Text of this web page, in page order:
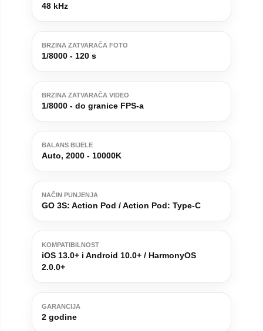
48 kHz
BRZINA ZATVARAČA FOTO
1/8000 - 120 s
BRZINA ZATVARAČA VIDEO
1/8000 - do granice FPS-a
BALANS BIJELE
Auto, 2000 - 10000K
NAČIN PUNJENJA
GO 3S: Action Pod / Action Pod: Type-C
KOMPATIBILNOST
iOS 13.0+ i Android 10.0+ / HarmonyOS
2.0.0+
GARANCIJA
2 godine